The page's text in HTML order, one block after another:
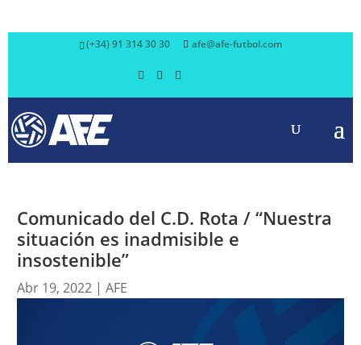
(+34) 91 314 30 30 afe@afe-futbol.com
Comunicado del C.D. Rota / “Nuestra
situación es inadmisible e
insostenible”
Abr 19, 2022| AFE